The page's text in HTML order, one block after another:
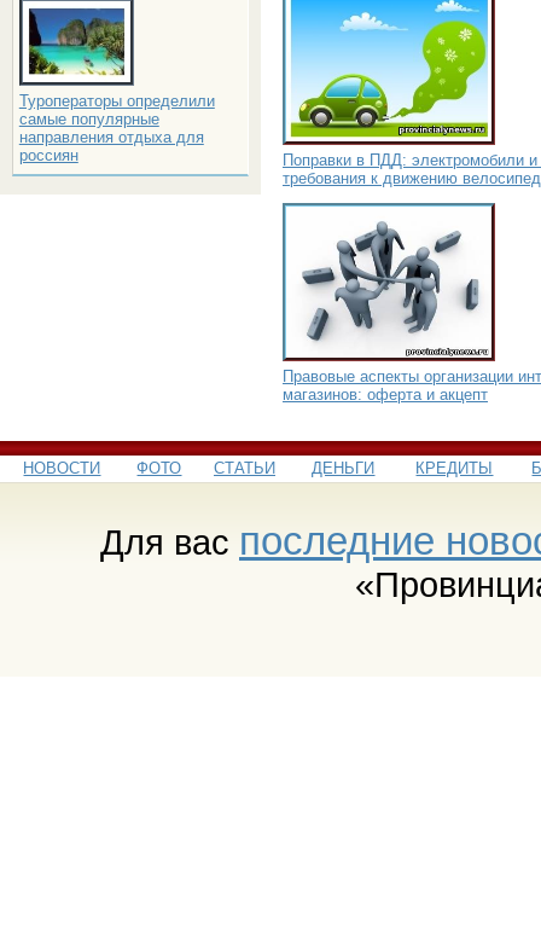
Туроператоры определили
самые популярные
направления отдыха для
россиян
Поправки в ПДД: электромобили
требования к движению
Правовые аспекты организации
магазинов: оферта и акцепт
НОВОСТИ ФОТО СТАТЬИ ДЕНЬГИ КРЕДИТЫ
Для вас последние